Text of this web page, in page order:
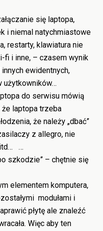
się laptopa,
i niemal natychmiastowe
restarty, klawiatura nie
fi i inne, – czasem wynik
ewidentnych,
użytkowników…
do serwisu mówią
że laptopa trzeba
że należy „dbać”
z allegro, nie
itd… …
szkodzie” – chętnie się
elementem komputera,
modułami i
płytę ale znaleźć
Więc aby ten